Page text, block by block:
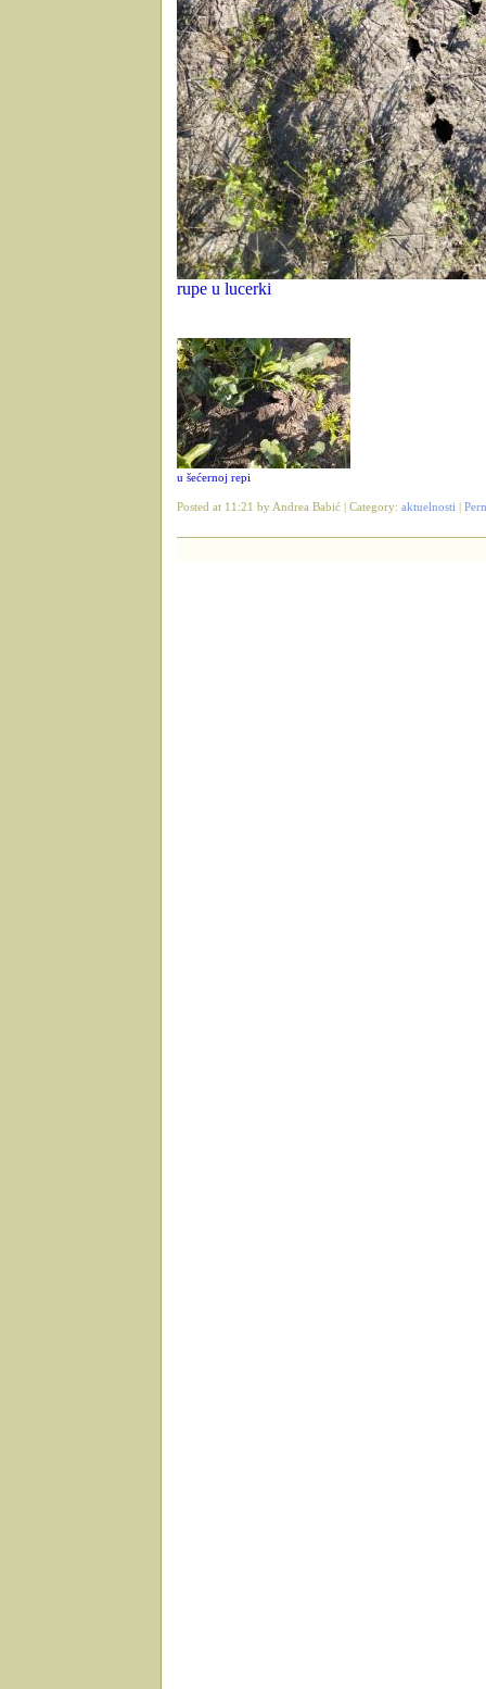
rupe u lucerki
u šećernoj repi
Posted at 11:21 by Andrea Babić | Category: aktuelnosti